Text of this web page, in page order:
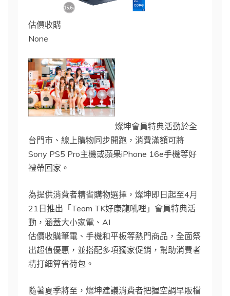
估價收購
None
燦坤會員特典活動於全
台門市、線上購物同步開跑，消費滿額可將
Sony PS5 Pro主機或蘋果iPhone 16e手機等好
禮帶回家。
為提供消費者精省購物選擇，燦坤即日起至4月
21日推出「Team TK好康龍吼哩」會員特典活
動，涵蓋大小家電、AI
估價收購筆電、手機和平板等熱門商品，全面祭
出超值優惠，並搭配多項獨家促銷，幫助消費者
精打細算省荷包。
隨著夏季將至，燦坤建議消費者把握空調早販檔